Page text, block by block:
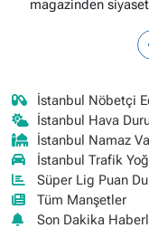
magazinden
İstanbul Nöbetçi
İstanbul Hava
İstanbul Namaz
İstanbul Trafik
Süper Lig Puan
Tüm Manşetler
Son Dakika